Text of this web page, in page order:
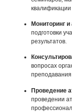
квалификации
Мониторинг
подготовки
результатов.
вопросах
Проведение
проведении